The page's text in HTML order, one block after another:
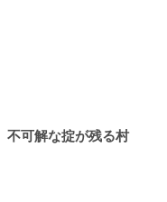
不可解な掟が残る村